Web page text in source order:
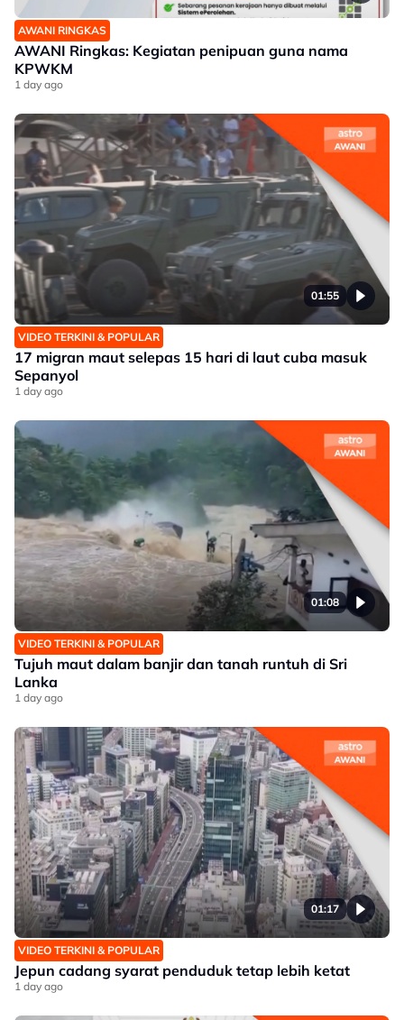
AWANI RINGKAS
AWANI Ringkas: Kegiatan penipuan guna nama
KPWKM
1 day ago
01:55
VIDEO TERKINI & POPULAR
17 migran maut selepas 15 hari di laut cuba masuk
Sepanyol
1 day ago
01:08
VIDEO TERKINI & POPULAR
Tujuh maut dalam banjir dan tanah runtuh di Sri
Lanka
1 day ago
01:17
VIDEO TERKINI & POPULAR
Jepun cadang syarat penduduk tetap lebih ketat
1 day ago